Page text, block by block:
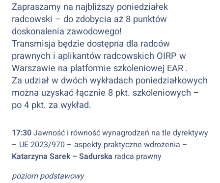
Zapraszamy na najbliższy poniedziałek
radcowski – do zdobycia aż 8 punktów
doskonalenia zawodowego!
Transmisja będzie dostępna dla radców
prawnych i aplikantów radcowskich OIRP w
Warszawie na platformie szkoleniowej EAR .
Za udział w dwóch wykładach poniedziałkowych
można uzyskać łącznie 8️ pkt. szkoleniowych –
po 4️ pkt. za wykład.
17:30Jawność i równość wynagrodzeń na tle dyrektywy
– UE 2023/970 – aspekty praktyczne wdrożenia –
Katarzyna Sarek – Sadurska radca prawny
poziom podstawowy